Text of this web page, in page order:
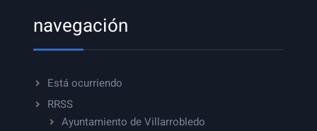
navegación
Está ocurriendo
RRSS
Ayuntamiento de Villarrobledo